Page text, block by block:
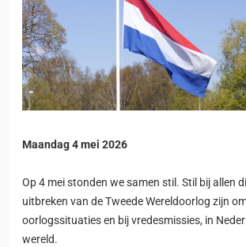
Maandag 4 mei 2026
Op 4 mei stonden we samen stil. Stil bij allen
uitbreken van de Tweede Wereldoorlog zijn
oorlogssituaties en bij vredesmissies, in
wereld.